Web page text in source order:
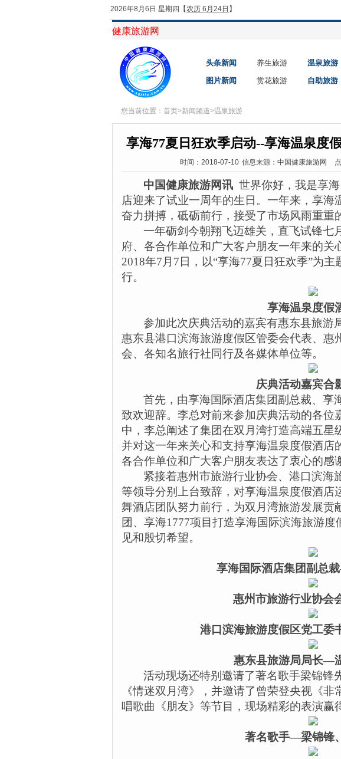
2026年8月6日 星期四 【农历 6月24日 】
健康旅游网
头条新闻 养生旅游 温泉旅游
图片新闻
赏花旅游 自助旅游
您当前位置： 首页>新闻频道>温泉旅游
享海77夏日狂欢季启动--享海温泉度
时间：2018-07-10 信息来源：中国健康旅游网
中国健康旅游网讯 世界你好，我是享
店迎来了试业一周年的生日。一年来，享海
奋力拼搏，砥砺前行，接受了市场风雨重重
一年砺剑今朝翔飞迈雄关，直飞试锋七
府、各合作单位和广大客户朋友一年来的关
2018年7 月 7 日，以“享海77夏日狂欢季”为主
行。
享海温泉度假
参加此次庆典活动的嘉宾有惠东县旅游
惠东县港口滨海旅游度假区管委会代表、惠
会、各知名旅行社同行及各媒体单位等。
庆典活动嘉宾合
首先，由享海国际酒店集团副总裁、享
致欢迎辞。李总对前来参加庆典活动的各位
中，李总阐述了集团在双月湾打造高端五星
并对这一年来关心和支持享海温泉度假酒店
各合作单位和广大客户朋友表达了衷心的感
紧接着惠州市旅游行业协会、港口滨海
等领导分别上台致辞，对享海温泉度假酒店
舞酒店团队努力前行，为双月湾旅游发展贡
团、享海1777项目打造享海国际滨海旅游度
见和殷切希望。
享海国际酒店集团副总
惠州市旅游行业协会
港口滨海旅游度假区党工
惠东县旅游局局长—
活动现场还特别邀请了著名歌手梁锦锋
《情迷双月湾》，并邀请了曾荣登央视《非
唱歌曲《朋友》等节目，现场精彩的表演赢
著名歌手—梁锦锋